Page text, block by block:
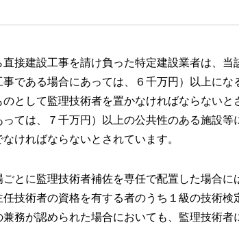
接建設工事を請け負った特定建設業者は、
である場合にあっては、６千万円）以上に
として監理技術者を置かなければならない
ては、７千万円）以上の公共性のある施設
ければならないとされています。
とに監理技術者補佐を専任で配置した場合
技術者の資格を有する者のうち１級の技術
務が認められた場合においても、監理技術